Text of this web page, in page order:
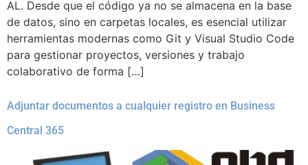
AL. Desde que el código ya no se almacena en la base
de datos, sino en carpetas locales, es esencial utilizar
herramientas modernas como Git y Visual Studio Code
para gestionar proyectos, versiones y trabajo
colaborativo de forma […]
Adjuntar documentos a cualquier registro en Business
Central 365